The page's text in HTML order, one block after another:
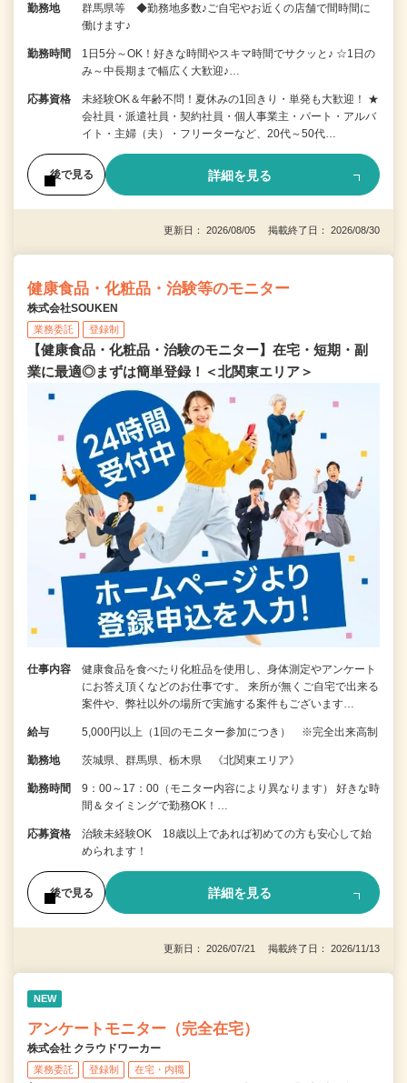
勤務地
群馬県等 ◆勤務地多数♪ご自宅やお近くの店舗で間時間に
働けます♪
勤務時間
1日5分～OK！好きな時間やスキマ時間でサクッと♪ ☆1日の
み～中長期まで幅広く大歓迎♪…
応募資格
未経験OK＆年齢不問！夏休みの1回きり・単発も大歓迎！ ★
会社員・派遣社員・契約社員・個人事業主・パート・アルバ
イト・主婦（夫）・フリーターなど、20代～50代…
後で見る 詳細を見る
更新日： 2026/08/05 掲載終了日： 2026/08/30
健康食品・化粧品・治験等のモニター
株式会社SOUKEN
業務委託 登録制
【健康食品・化粧品・治験のモニター】在宅・短期・副
業に最適◎まずは簡単登録！＜北関東エリア＞
仕事内容
健康食品を食べたり化粧品を使用し、身体測定やアンケート
にお答え頂くなどのお仕事です。 来所が無くご自宅で出来る
案件や、弊社以外の場所で実施する案件もございます…
給与 5,000円以上（1回のモニター参加につき） ※完全出来高制
勤務地 茨城県、群馬県、栃木県 《北関東エリア》
勤務時間
9：00～17：00（モニター内容により異なります） 好きな時
間＆タイミングで勤務OK！…
応募資格
治験未経験OK 18歳以上であれば初めての方も安心して始
められます！
後で見る 詳細を見る
更新日： 2026/07/21 掲載終了日： 2026/11/13
NEW
アンケートモニター（完全在宅）
株式会社 クラウドワーカー
業務委託 登録制 在宅・内職